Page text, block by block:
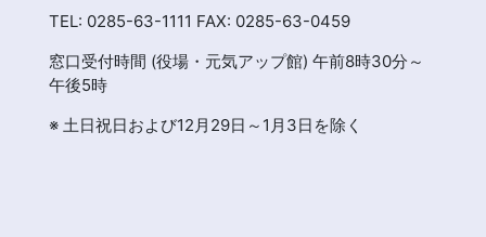
TEL: 0285-63-1111 FAX: 0285-63-0459
窓口受付時間 (役場・元気アップ館) 午前8時30分～
午後5時
※ 土日祝日および12月29日～1月3日を除く